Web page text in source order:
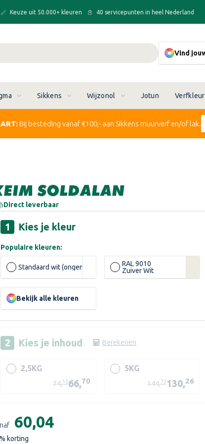
Keuze uit 50.000+ kleuren 40 servicepunten in heel Nederland
Vind
Sikkens Wijzonol Jotun
Bij besteding vanaf €100,- aan Sikkens muurverf en/of lak.
SOLDALAN
Direct leverbaar
Kies je kleur
Populaire kleuren:
Standaard wit (ongemengd)
RAL 9010
Zuiver Wit
Bekijk alle kleuren
Kies je inhoud Berekenen
2,5KG
74,1066,70
5KG
144,73130,26
€60,04
% korting